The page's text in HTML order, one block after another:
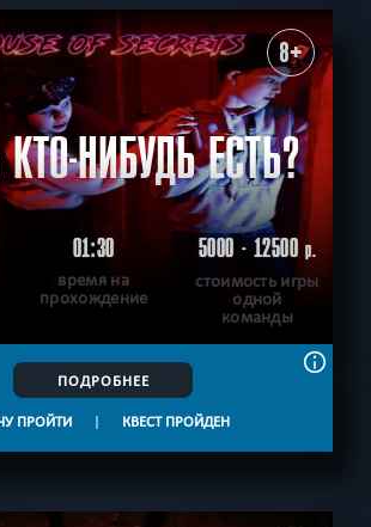
8+
НИБУДЬ ЕСТЬ?
01:30
время на
прохождение
5000 - 12500р.
стоимость игры
одной
команды
ПОДРОБНЕЕ
ПРОЙТИ | КВЕСТ ПРОЙДЕН